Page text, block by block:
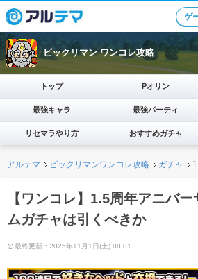
ゲ
ビックリマン ワンコレ攻略
トップ Pオリン
最強キャラ 最強パーティ
リセマラやり方 おすすめガチャ
アルテマ ビックリマンワンコレ攻略 ガチャ
【ワンコレ】1.5周年アニバ
ムガチャは引くべきか
最終更新：2025年11月1日(土) 08:01